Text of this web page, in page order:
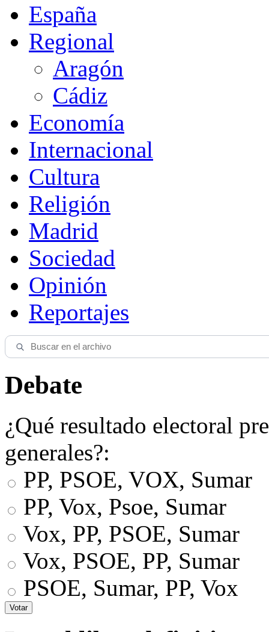
España
Regional
Aragón
Cádiz
Economía
Internacional
Cultura
Religión
Madrid
Sociedad
Opinión
Reportajes
Debate
¿Qué resultado electoral
generales?:
PP, PSOE, VOX, Sumar
PP, Vox, Psoe, Sumar
Vox, PP, PSOE, Sumar
Vox, PSOE, PP, Sumar
PSOE, Sumar, PP, Vox